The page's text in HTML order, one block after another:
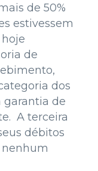
de 50%
estivessem
de
dos
garantia de
A terceira
débitos